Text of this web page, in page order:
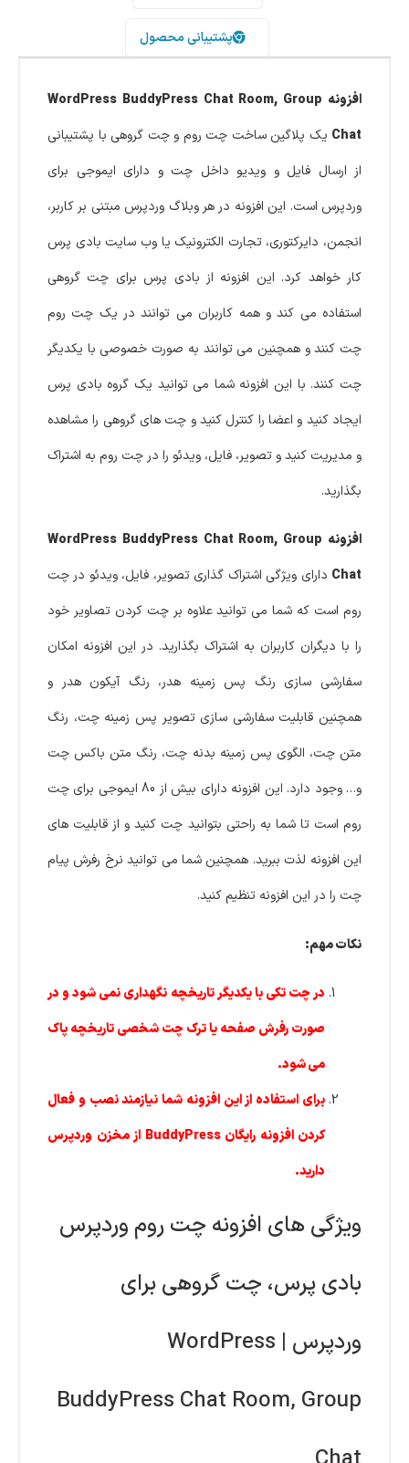
پشتیبانی محصول
افزونه WordPress BuddyPress Chat Room, Group
Chat یک پلاگین ساخت چت روم و چت گروهی با پشتیبانی
از ارسال فایل و ویدیو داخل چت و دارای ایموجی برای
وردپرس است. این افزونه در هر وبلاگ وردپرس مبتنی بر کاربر،
انجمن، دایرکتوری، تجارت الکترونیک یا وب سایت بادی پرس
کار خواهد کرد. این افزونه از بادی پرس برای چت گروهی
استفاده می کند و همه کاربران می توانند در یک چت روم
چت کنند و همچنین می توانند به صورت خصوصی با یکدیگر
چت کنند. با این افزونه شما می توانید یک گروه بادی پرس
ایجاد کنید و اعضا را کنترل کنید و چت های گروهی را مشاهده
و مدیریت کنید و تصویر، فایل، ویدئو را در چت روم به اشتراک
بگذارید.
افزونه WordPress BuddyPress Chat Room, Group
Chat دارای ویژگی اشتراک گذاری تصویر، فایل، ویدئو در چت
روم است که شما می توانید علاوه بر چت کردن تصاویر خود
را با دیگران کاربران به اشتراک بگذارید. در این افزونه امکان
سفارشی سازی رنگ پس زمینه هدر، رنگ آیکون هدر و
همچنین قابلیت سفارشی سازی تصویر پس زمینه چت، رنگ
متن چت، الگوی پس زمینه بدنه چت، رنگ متن باکس چت
و… وجود دارد. این افزونه دارای بیش از 80 ایموجی برای چت
روم است تا شما به راحتی بتوانید چت کنید و از قابلیت های
این افزونه لذت ببرید. همچنین شما می توانید نرخ رفرش پیام
چت را در این افزونه تنظیم کنید.
نکات مهم:
در چت تکی با یکدیگر تاریخچه نگهداری نمی شود و در
صورت رفرش صفحه یا ترک چت شخصی تاریخچه پاک
می شود.
برای استفاده از این افزونه شما نیازمند نصب و فعال
کردن افزونه رایگان BuddyPress از مخزن وردپرس
دارید.
ویژگی های افزونه چت روم وردپرس
بادی پرس، چت گروهی برای
وردپرس | WordPress
BuddyPress Chat Room, Group